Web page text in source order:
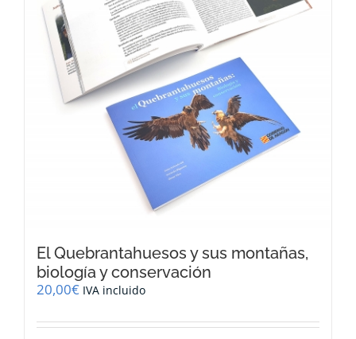
El Quebrantahuesos y sus montañas,
biología y conservación
20,00€ IVA incluido